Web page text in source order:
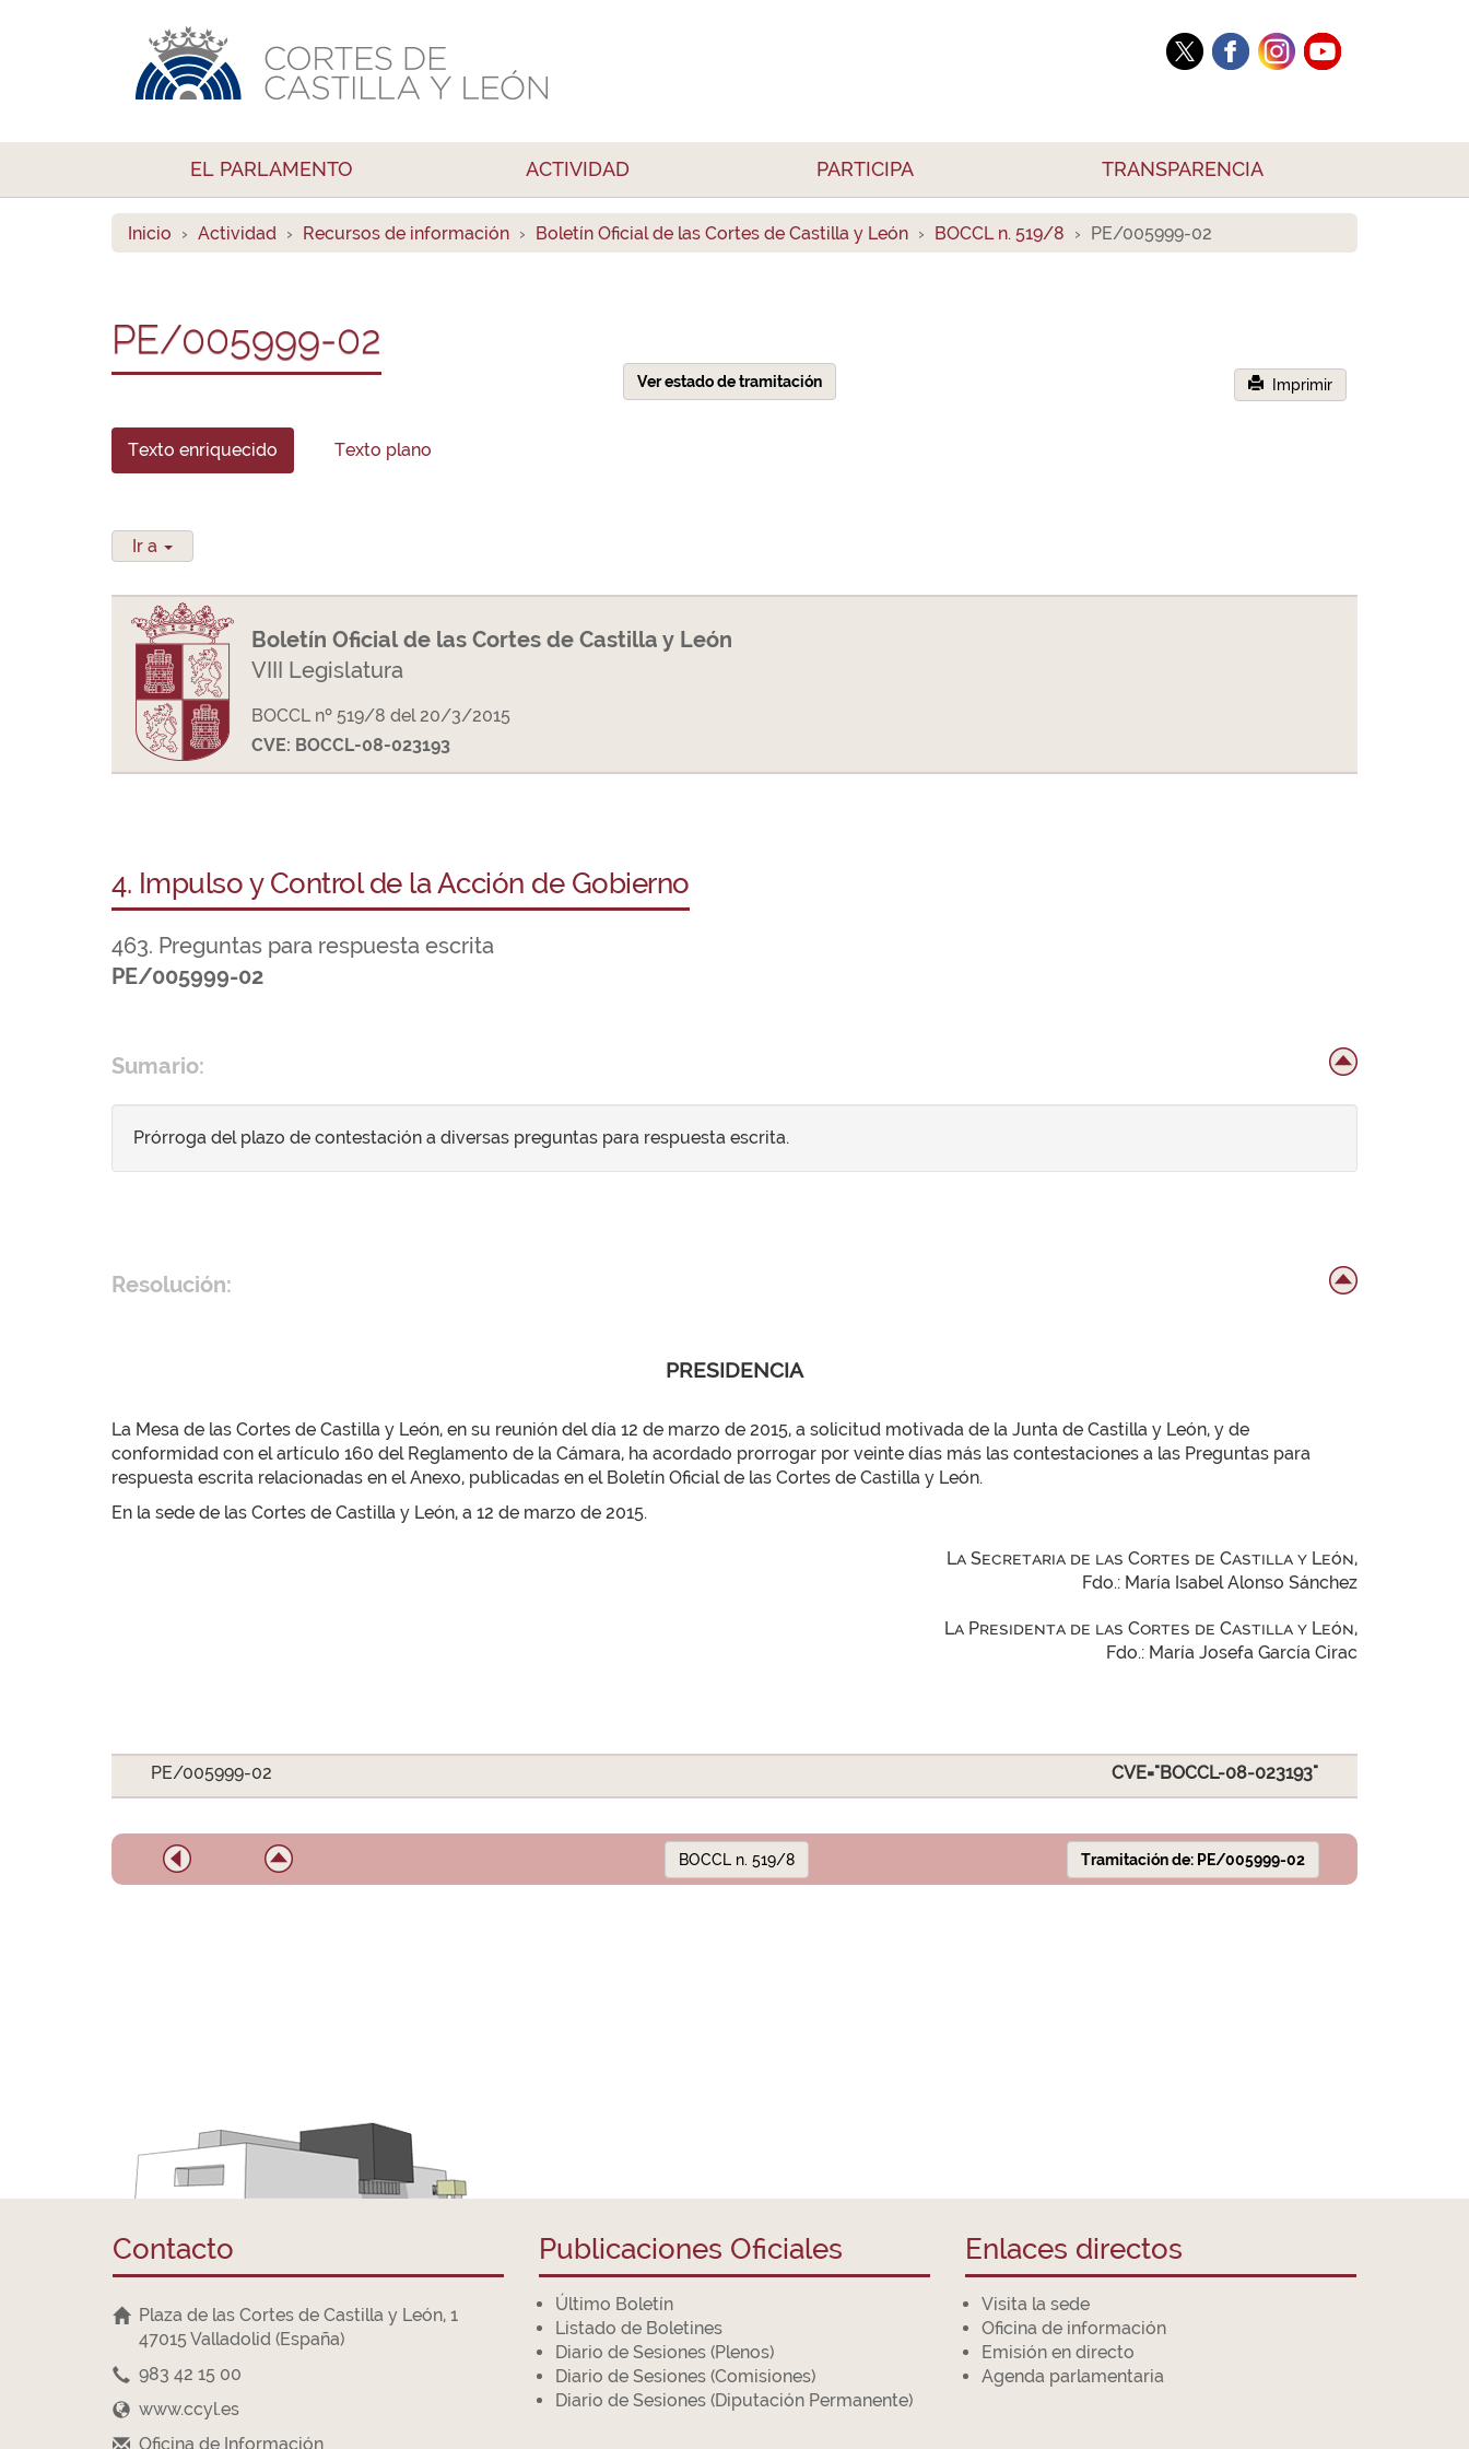
EL PARLAMENTO ACTIVIDAD PARTICIPA TRANSPARENCIA
Inicio Actividad Recursos de información Boletín Oficial de las Cortes de Castilla y León BOCCL n. 519/8 PE/005999-02
PE/005999-02
Ver estado de tramitación Imprimir
Texto enriquecido Texto plano
Ir a
Boletín Oficial de las Cortes de Castilla y León
VIII Legislatura
BOCCL nº 519/8 del 20/3/2015
CVE: BOCCL-08-023193
4. Impulso y Control de la Acción de Gobierno
463. Preguntas para respuesta escrita
PE/005999-02
Sumario:
Prórroga del plazo de contestación a diversas preguntas para respuesta escrita.
Resolución:
PRESIDENCIA
La Mesa de las Cortes de Castilla y León, en su reunión del día 12 de marzo de 2015, a solicitud motivada de la Junta de Castilla y León, y de
conformidad con el artículo 160 del Reglamento de la Cámara, ha acordado prorrogar por veinte días más las contestaciones a las Preguntas para
respuesta escrita relacionadas en el Anexo, publicadas en el Boletín Oficial de las Cortes de Castilla y León.
En la sede de las Cortes de Castilla y León, a 12 de marzo de 2015.
La Secretaria de las Cortes de Castilla y León,
Fdo.: María Isabel Alonso Sánchez
La Presidenta de las Cortes de Castilla y León,
Fdo.: María Josefa García Cirac
PE/005999-02 CVE="BOCCL-08-023193"
BOCCL n. 519/8 Tramitación de: PE/005999-02
Contacto
Plaza de las Cortes de Castilla y León, 1
47015 Valladolid (España)
983 42 15 00
www.ccyl.es
Oficina de Información
Publicaciones Oficiales
Último Boletín
Listado de Boletines
Diario de Sesiones (Plenos)
Diario de Sesiones (Comisiones)
Diario de Sesiones (Diputación Permanente)
Enlaces directos
Visita la sede
Oficina de información
Emisión en directo
Agenda parlamentaria